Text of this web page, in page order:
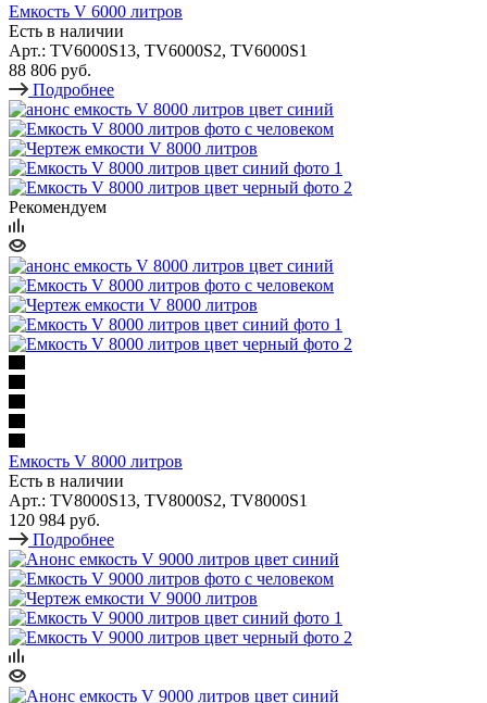
Емкость V 6000 литров
Есть в наличии
Арт.: TV6000S13, TV6000S2, TV6000S1
88 806 руб.
Подробнее
Рекомендуем
Емкость V 8000 литров
Есть в наличии
Арт.: TV8000S13, TV8000S2, TV8000S1
120 984 руб.
Подробнее